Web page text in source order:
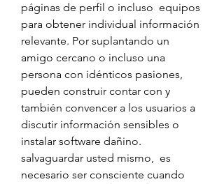
páginas de perfil o incluso  equipos
para obtener individual información
relevante. Por suplantando un
amigo cercano o incluso una
persona con idénticos pasiones,
pueden construir contar con y
también convencer a los usuarios a
discutir información sensibles o
instalar software dañino.
salvaguardar usted mismo,  es
necesario ser consciente cuando